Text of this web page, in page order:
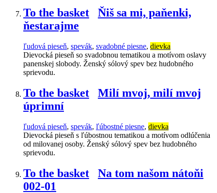
To the basket
Ňiš sa mi, paňenki,
ňestarajme
ľudová pieseň, spevák, svadobné piesne, dievka
Dievocká pieseň so svadobnou tematikou a motívom oslavy
panenskej slobody. Ženský sólový spev bez hudobného
sprievodu.
To the basket
Milí mvoj, milí mvoj
úprimní
ľudová pieseň, spevák, ľúbostné piesne, dievka
Dievocká pieseň s ľúbostnou tematikou a motívom odlúčenia
od milovanej osoby. Ženský sólový spev bez hudobného
sprievodu.
To the basket
Na tom našom nátoňi
002-01